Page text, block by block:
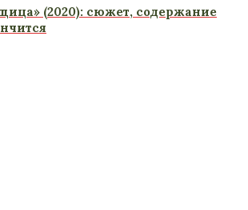
(2020): сюжет, содержание